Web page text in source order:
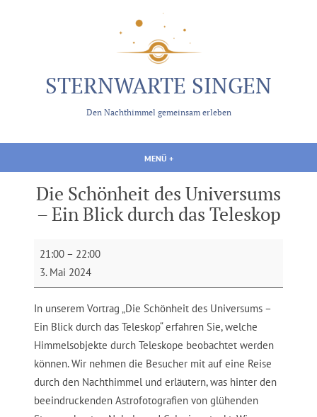
STERNWARTE SINGEN
Den Nachthimmel gemeinsam erleben
MENÜ +AUFGEKLAPPT
ZUGEKLAPPT
Die Schönheit des Universums
– Ein Blick durch das Teleskop
Die
Schönheit
des
Universums
–
Ein
Blick
durch
das
Teleskop
21:00 – 22:00
3. Mai 2024
In unserem Vortrag „Die Schönheit des Universums –
Ein Blick durch das Teleskop“ erfahren Sie, welche
Himmelsobjekte durch Teleskope beobachtet werden
können. Wir nehmen die Besucher mit auf eine Reise
durch den Nachthimmel und erläutern, was hinter den
beeindruckenden Astrofotografien von glühenden